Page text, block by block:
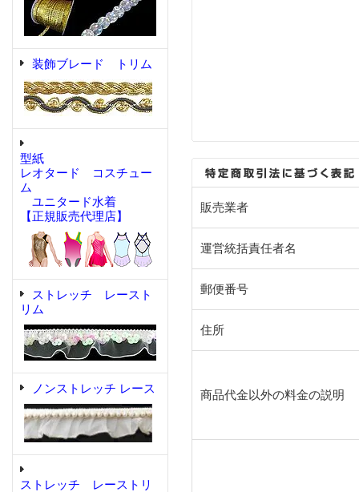
装飾ブレード トリム
型紙
レオタード コスチュー
ム
ユニタード水着
【正規販売代理店】
ストレッチ レースト
リム
ノンストレッチ レース
ストレッチ レーストリ
販売業者
運営統括責任者名
郵便番号
住所
商品代金以外の料金の説明